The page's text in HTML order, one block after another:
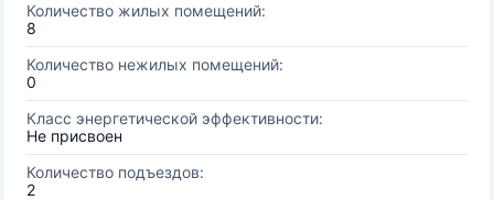
Количество жилых помещений:
8
Количество нежилых помещений:
0
Класс энергетической эффективности:
Не присвоен
Количество подъездов:
2